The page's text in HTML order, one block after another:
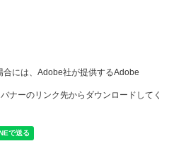
には、Adobe社が提供するAdobe
ナーのリンク先からダウンロードしてく